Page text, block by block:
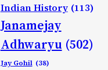
Indian History (113)
Janamejay
Adhwaryu (502)
Jay Gohil (38)